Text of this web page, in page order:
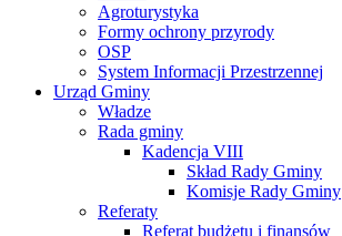
Agroturystyka
Formy ochrony przyrody
OSP
System Informacji Przestrzennej
Urząd Gminy
Władze
Rada gminy
Kadencja VIII
Skład Rady Gminy
Komisje Rady Gminy
Referaty
Referat budżetu i finansów